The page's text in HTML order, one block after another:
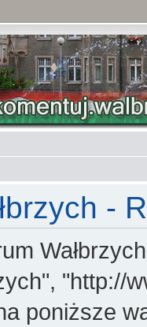
-
"http://
poniższe